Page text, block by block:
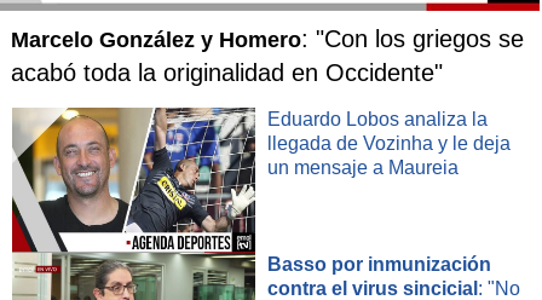
Marcelo González y Homero: "Con los griegos se
acabó toda la originalidad en Occidente"
Eduardo Lobos analiza la
llegada de Vozinha y le deja
un mensaje a Maureia
Basso por inmunización
contra el virus sincicial : "No